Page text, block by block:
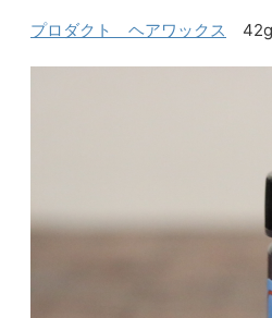
o
o
プロダクト ヘアワックス 42g